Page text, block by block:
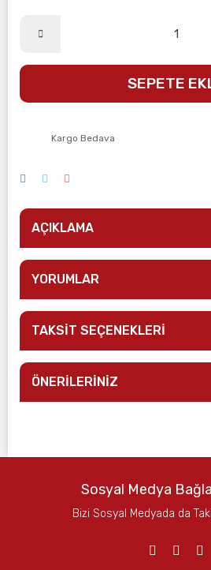
SEPETE
Kargo Bedava
AÇIKLAMA
YORUMLAR
TAKSİT SEÇENEKLERİ
ÖNERİLERİNİZ
Sosyal Medya
Bizi Sosyal Medyada da